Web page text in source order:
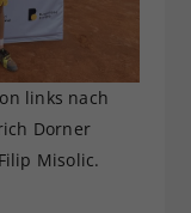
links nach
Dorner
Misolic.